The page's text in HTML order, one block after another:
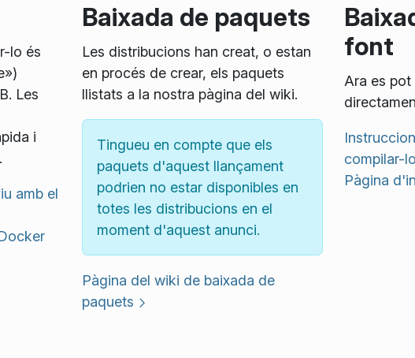
lo és
Les
i
amb el
Baixada de paquets
Les distribucions han creat, o estan
en procés de crear, els paquets
llistats a la nostra pàgina del wiki.
Tingueu en compte que els
paquets d'aquest llançament
podrien no estar disponibles en
totes les distribucions en el
moment d'aquest anunci.
Pàgina del wiki de baixada de
paquets
font
Ara es pot
compilar-lo
Pàgina